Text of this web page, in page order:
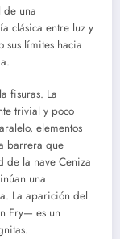
de una
clásica entre luz y
límites hacia
fisuras. La
trivial y poco
elementos
barrera que
de la nave Ceniza
una
La aparición del
Fry— es un